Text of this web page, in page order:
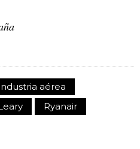
aérea
Ryanair